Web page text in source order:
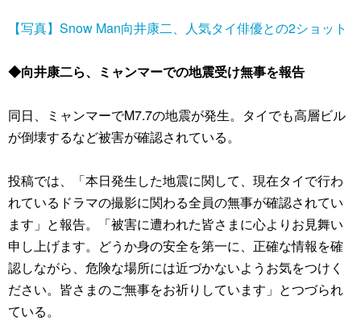
【写真】Snow Man向井康二、人気タイ俳優との2ショット
◆向井康二ら、ミャンマーでの地震受け無事を報告
同日、ミャンマーでM7.7の地震が発生。タイでも高層ビル
が倒壊するなど被害が確認されている。
投稿では、「本日発生した地震に関して、現在タイで行わ
れているドラマの撮影に関わる全員の無事が確認されてい
ます」と報告。「被害に遭われた皆さまに心よりお見舞い
申し上げます。どうか身の安全を第一に、正確な情報を確
認しながら、危険な場所には近づかないようお気をつけく
ださい。皆さまのご無事をお祈りしています」とつづられ
ている。